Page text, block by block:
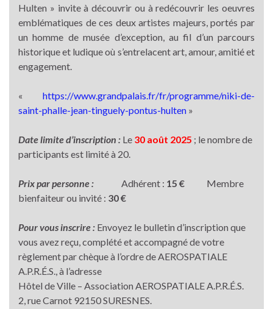
Hulten » invite à découvrir ou à redécouvrir les oeuvres
emblématiques de ces deux artistes majeurs, portés par
un homme de musée d’exception, au fil d’un parcours
historique et ludique où s’entrelacent art, amour, amitié et
engagement.
« https://www.grandpalais.fr/fr/programme/niki-de-
saint-phalle-jean-tinguely-pontus-hulten »
Date limite d’inscription : Le 30 août 2025 ; le nombre de
participants est limité à 20.
Prix par personne : Adhérent : 15 € Membre
bienfaiteur ou invité : 30 €
Pour vous inscrire : Envoyez le bulletin d’inscription que
vous avez reçu, complété et accompagné de votre
règlement par chèque à l’ordre de AEROSPATIALE
A.P.R.É.S., à l’adresse
Hôtel de Ville – Association AEROSPATIALE A.P.R.É.S.
2, rue Carnot 92150 SURESNES.